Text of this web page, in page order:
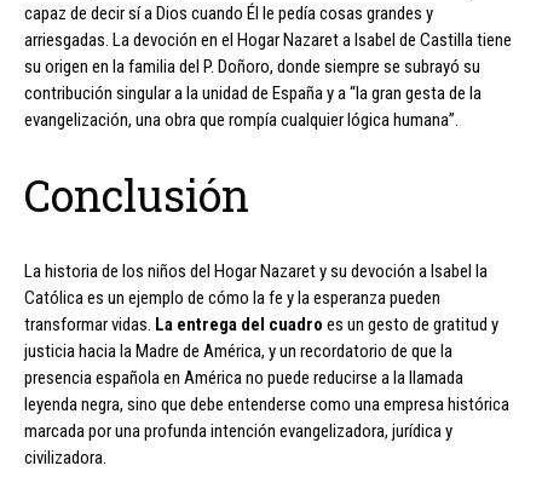
capaz de decir sí a Dios cuando Él le pedía cosas grandes y
arriesgadas. La devoción en el Hogar Nazaret a Isabel de Castilla tiene
su origen en la familia del P. Doñoro, donde siempre se subrayó su
contribución singular a la unidad de España y a “la gran gesta de la
evangelización, una obra que rompía cualquier lógica humana”.
Conclusión
La historia de los niños del Hogar Nazaret y su devoción a Isabel la
Católica es un ejemplo de cómo la fe y la esperanza pueden
transformar vidas. La entrega del cuadro es un gesto de gratitud y
justicia hacia la Madre de América, y un recordatorio de que la
presencia española en América no puede reducirse a la llamada
leyenda negra, sino que debe entenderse como una empresa histórica
marcada por una profunda intención evangelizadora, jurídica y
civilizadora.